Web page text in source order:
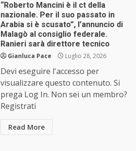
“Roberto Mancini è il ct della
nazionale. Per il suo passato in
Arabia si è scusato”, l’annuncio di
Malagò al consiglio federale.
Ranieri sarà direttore tecnico
Gianluca Pace Luglio 28, 2026
Devi eseguire l'accesso per
visualizzare questo contenuto. Si
prega Log In. Non sei un membro?
Registrati
Read More